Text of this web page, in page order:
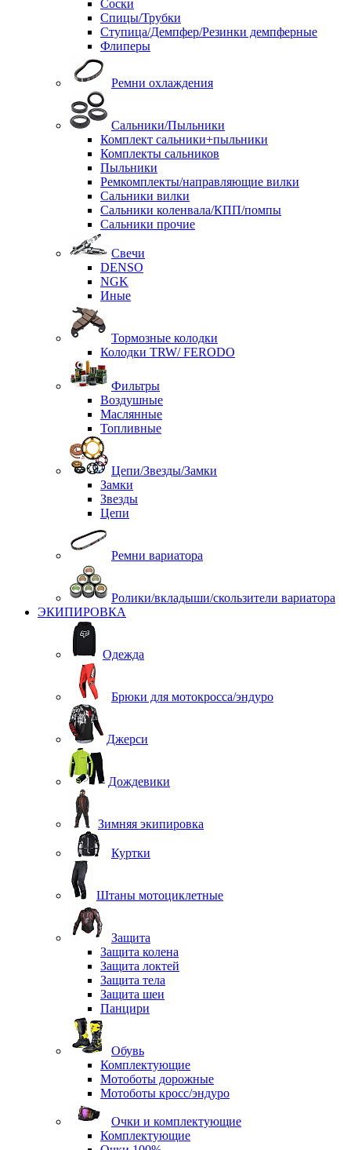
Соски
Спицы/Трубки
Ступица/Демпфер/Резинки демпферные
Флиперы
Ремни охлаждения
Сальники/Пыльники
Комплект сальники+пыльники
Комплекты сальников
Пыльники
Ремкомплекты/направляющие вилки
Сальники вилки
Сальники коленвала/КПП/помпы
Сальники прочие
Свечи
DENSO
NGK
Иные
Тормозные колодки
Колодки TRW/ FERODO
Фильтры
Воздушные
Маслянные
Топливные
Цепи/Звезды/Замки
Замки
Звезды
Цепи
Ремни вариатора
Ролики/вкладыши/скользители вариатора
ЭКИПИРОВКА
Одежда
Брюки для мотокросса/эндуро
Джерси
Дождевики
Зимняя экипировка
Куртки
Штаны мотоциклетные
Защита
Защита колена
Защита локтей
Защита тела
Защита шеи
Панцири
Обувь
Комплектующие
Мотоботы дорожные
Мотоботы кросс/эндуро
Очки и комплектующие
Комплектующие